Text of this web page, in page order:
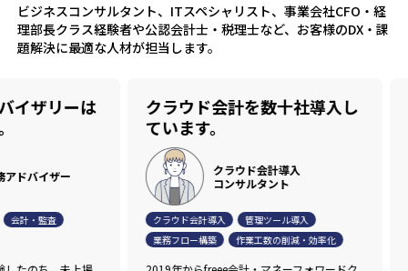
ビジネスコンサルタント、ITスペシャリスト、事業会社CFO・経
理部長クラス経験者や公認会計士・税理士など、お客様のDX・課
題解決に最適な人材が担当します。
リーは
イザー
監査
クラウド会計を数十社導入し
ています。
クラウド会計導入
コンサルタント
クラウド会計導入
管理ツール導入
業務フロー構築
作業工数の削減・効率化